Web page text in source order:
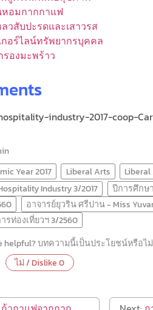
หอมกากกาแฟ
ลวสับปะรดและเสาวรส
กอร์ไลน์ทรัพยากรบุคคล
รองมะพร้าว
industry-2017-coop-
Year 2017 Liberal Arts Liberal
Industry 3/2017
ปีการศึกษ
อาจารย์ยุวริน ศรีปาน - Miss
รท่องเที่ยวฯ 3/2560
helpful? บทความนี้เป็นประโยชน์หรือไ
ไม่ / Dislike0